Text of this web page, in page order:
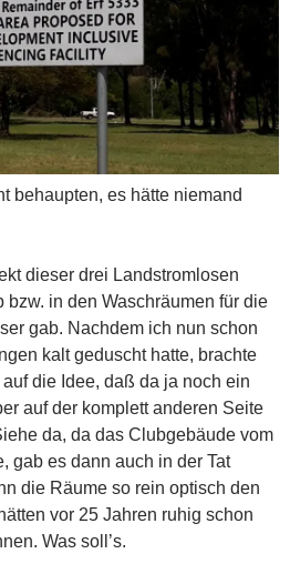
behaupten, es hätte niemand
dieser drei Landstromlosen
bzw. in den Waschräumen für die
gab. Nachdem ich nun schon
kalt geduscht hatte, brachte
die Idee, daß da ja noch ein
auf der komplett anderen Seite
da, da das Clubgebäude vom
gab es dann auch in der Tat
die Räume so rein optisch den
vor 25 Jahren ruhig schon
Was soll’s.